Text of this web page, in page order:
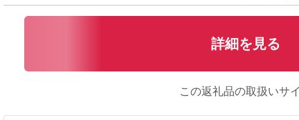
詳細を見る
この返礼品の取扱いサ